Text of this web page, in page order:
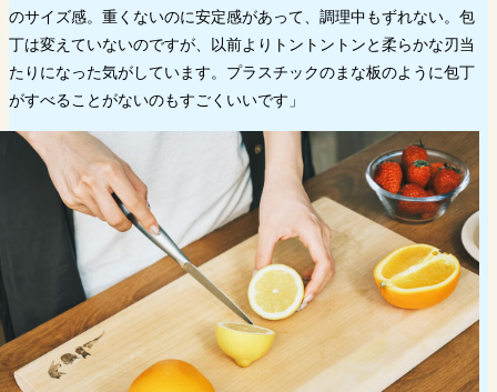
のサイズ感。重くないのに安定感があって、調理中もずれない。包
丁は変えていないのですが、以前よりトントントンと柔らかな刃当
たりになった気がしています。プラスチックのまな板のように包丁
がすべることがないのもすごくいいです」